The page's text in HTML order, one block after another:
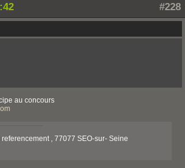
#228
au concours
, 77077 SEO-sur- Seine